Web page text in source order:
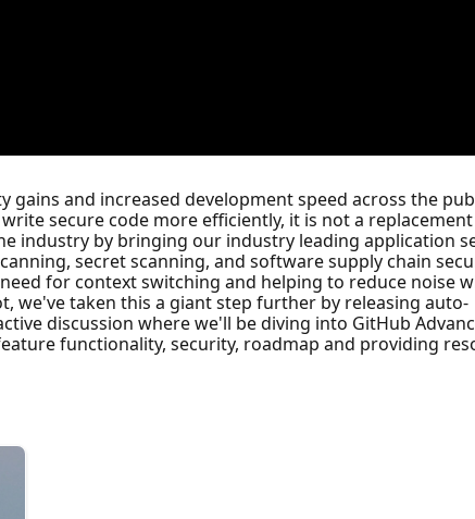
and increased development speed across the
secure code more efficiently, it is not a
industry by bringing our industry leading application
secret scanning, and software supply chain
for context switching and helping to reduce noise
we've taken this a giant step further by releasing auto-
discussion where we'll be diving into GitHub
functionality, security, roadmap and providing